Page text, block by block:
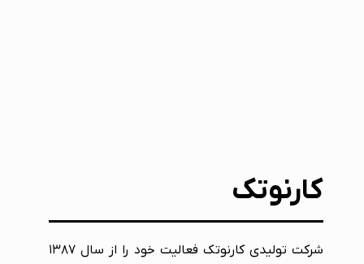
کارنوتک
شرکت تولیدی کارنوتک فعالیت خود را از سال ۱۳۸۷